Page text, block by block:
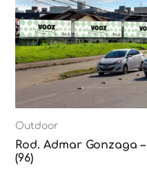
Outdoor
Rod. Admar Gonzaga
(96)